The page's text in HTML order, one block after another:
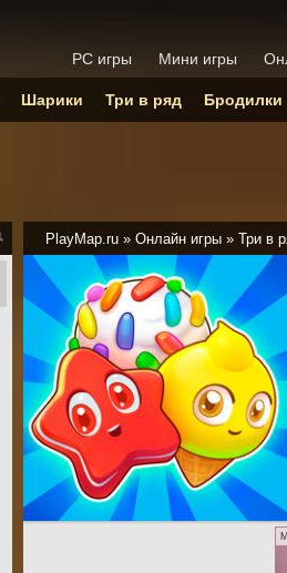
PlayMap.ru » Онлайн игры » Три в
PC игры Мини игры
Шарики Три в ряд Бродилки